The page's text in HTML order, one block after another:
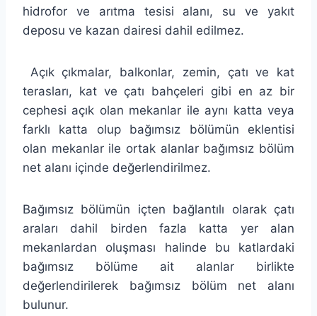
hidrofor ve arıtma tesisi alanı, su ve yakıt
deposu ve kazan dairesi dahil edilmez.
Açık çıkmalar, balkonlar, zemin, çatı ve kat
terasları, kat ve çatı bahçeleri gibi en az bir
cephesi açık olan mekanlar ile aynı katta veya
farklı katta olup bağımsız bölümün eklentisi
olan mekanlar ile ortak alanlar bağımsız bölüm
net alanı içinde değerlendirilmez.
Bağımsız bölümün içten bağlantılı olarak çatı
araları dahil birden fazla katta yer alan
mekanlardan oluşması halinde bu katlardaki
bağımsız bölüme ait alanlar birlikte
değerlendirilerek bağımsız bölüm net alanı
bulunur.